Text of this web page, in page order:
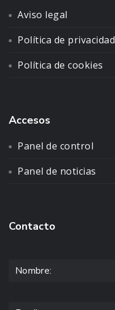
Aviso legal
Política de privacidad
Política de cookies
Accesos
Panel de control
Panel de noticias
Contacto